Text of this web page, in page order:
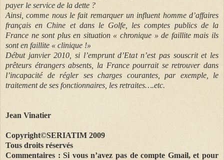
payer le service de la dette ?
Ainsi, comme nous le fait remarquer un influent homme d’affaires
français en Chine et dans le Golfe, les comptes publics de la
France ne sont plus en situation « chronique » de faillite mais ils
sont en faillite « clinique !»
Début janvier 2010, si l’emprunt d’Etat n’est pas souscrit et les
prêteurs étrangers absents, la France pourrait se retrouver dans
l’incapacité de régler ses charges courantes, par exemple, le
traitement de ses fonctionnaires, les retraites….etc.
Jean Vinatier
Copyright©SERIATIM 2009
Tous droits réservés
Commentaires : Si vous n’avez pas de compte Gmail, et pour